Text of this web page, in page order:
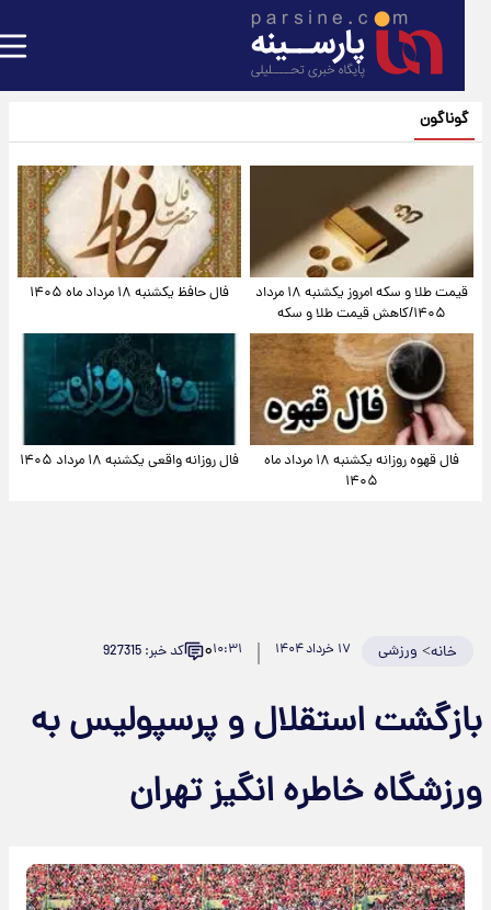
گوناگون
قیمت طلا و سکه امروز یکشنبه ۱۸ مرداد
۱۴۰۵/کاهش قیمت طلا و سکه
فال حافظ یکشنبه ۱۸ مرداد ماه ۱۴۰۵
فال قهوه روزانه یکشنبه ۱۸ مرداد ماه
۱۴۰۵
فال روزانه واقعی یکشنبه ۱۸ مرداد ۱۴۰۵
خانه>ورزشی ۱۰:۳۱۰ کد خبر: 927315
استقلال و پرسپولیس به
خاطره‌ انگیز تهران